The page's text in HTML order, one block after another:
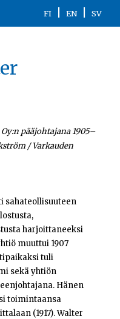
FI EN| SV
pääjohtajana 1905–
/ Varkauden
sahateollisuuteen
harjoittaneeksi
muuttui 1907
tuli
sekä yhtiön
Hänen
toimintaansa
(1917). Walter